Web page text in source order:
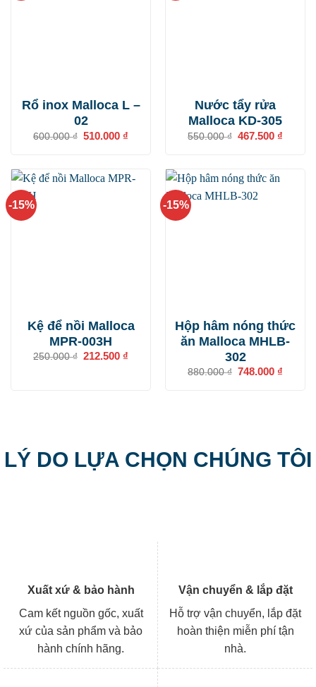
Rổ inox Malloca L –
02
600.000₫ Giá
510.000 ₫
510.000 ₫.
Nước tẩy rửa
Malloca KD-305
550.000₫ Giá
467.500 ₫
-15%
Kệ để nồi Malloca
MPR-003H
250.000₫ Giá
212.500 ₫
-15%
Hộp hâm nóng thức
ăn Malloca MHLB-
302
880.000₫ Giá
748.000 ₫
LÝ DO LỰA CHỌN CHÚNG TÔI
Xuất xứ & bảo hành
Cam kết nguồn gốc, xuất
xứ của sản phẩm và bảo
hành chính hãng.
Vận chuyển & lắp đặt
Hỗ trợ vận chuyển, lắp đặt
hoàn thiện miễn phí tận
nhà.